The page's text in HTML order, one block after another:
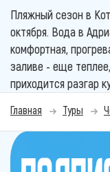
Пляжный сезон в
октября. Вода в
комфортная,
заливе - еще
приходится разгар
Главная Туры